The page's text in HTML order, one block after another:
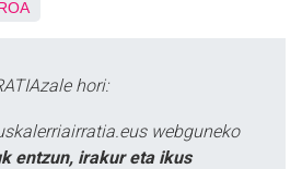
hori:
webguneko
entzun, irakur eta ikus